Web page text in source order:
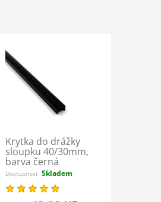
Krytka do drážky
sloupku 40/30mm,
barva černá
Dostupnost: Skladem